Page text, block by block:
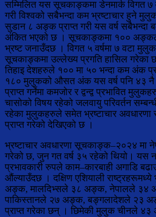
सम्मिलित यस सूचकाङ्कमा डेनमार्क विगत ७
गरी विश्वको सबैभन्दा कम भ्रष्टाचार हुने
सुडान ८ अङ्क प्राप्त गरी यस वर्ष सबैभन्दा
अंकित भएको छ । सूचकाङ्कमा १००
भ्रष्ट जनाउँदछ । विगत ५ वर्षमा ७ वटा
सूचकाङ्कमा उल्लेख्य प्रगति हासिल गरेका
तिहाइ देशहरुले १०० मा ५० भन्दा कम अंक
१८० मुलुकको औसत अंक यस वर्ष पनि ४३
प्राप्त गर्नेमा कमजोर र द्वन्द्व प्रभावित
चासोको विषय रहेको जलवायु परिवर्तन
रहेका मुलुकहरुले समेत भ्रष्टाचार
प्राप्त गरेको देखिएको छ ।
भ्रष्टाचार अवधारणा सूचकाङ्क–२०२४ मा
गरेको छ, जुन गत वर्ष ३५ रहेको थियो। यस
प्रभावकारी रुपले काम–कारबाही अगाडि
औंल्याउँदछ । दक्षिण एशियाली
अङ्क, मालदिभ्सले ३८ अङ्क, नेपालले ३४
पाकिस्तानले २७ अङ्क, बङ्गलादेशले २३
प्राप्त गरेका छन् । छिमेकी मुलुक चीनले ४३